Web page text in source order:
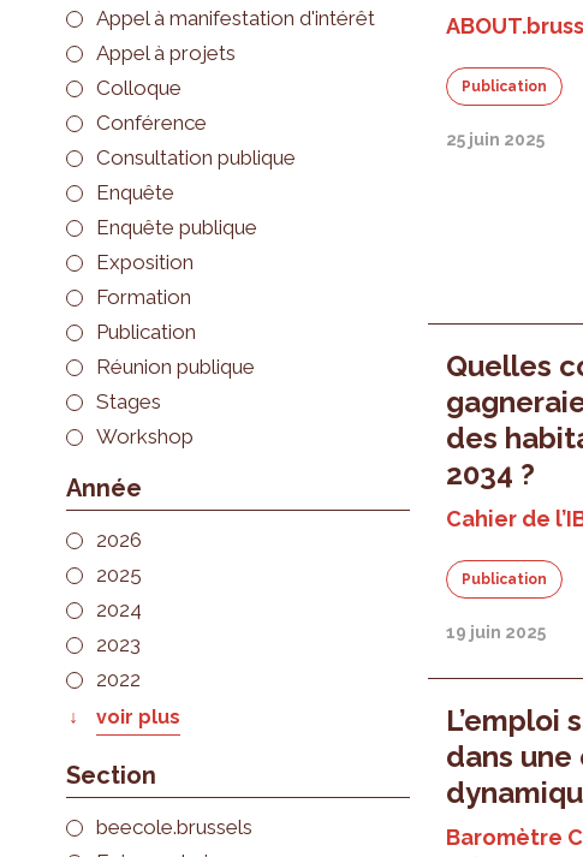
Appel à manifestation d'intérêt
Appel à projets
Colloque
Conférence
Consultation publique
Enquête
Enquête publique
Exposition
Formation
Publication
Réunion publique
Stages
Workshop
Année
2026
2025
2024
2023
2022
voir plus
Section
beecole.brussels
Publication
25 juin 2025
Quelles
des
2034 ?
Cahier de
Publication
19 juin 2025
L’emploi
dans
Baromètre